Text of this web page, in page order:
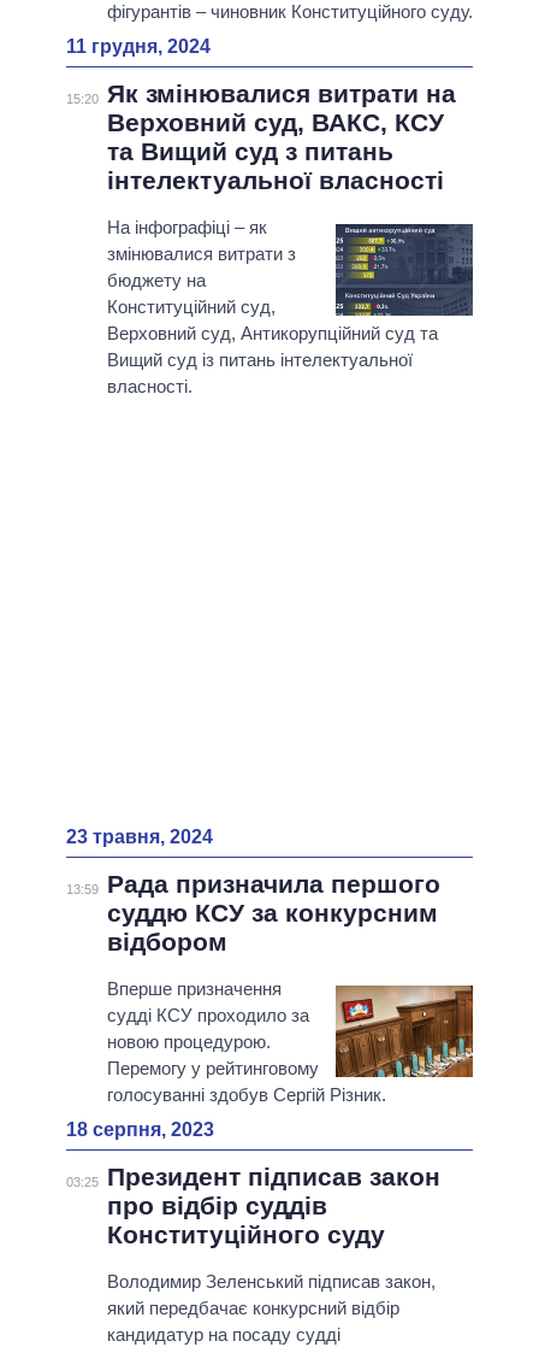
фігурантів – чиновник Конституційного суду.
11 грудня, 2024
15:20
Як змінювалися витрати на
Верховний суд, ВАКС, КСУ
та Вищий суд з питань
інтелектуальної власності
На інфографіці – як
змінювалися витрати з
бюджету на
Конституційний суд,
Верховний суд, Антикорупційний суд та
Вищий суд із питань інтелектуальної
власності.
23 травня, 2024
13:59
Рада призначила першого
суддю КСУ за конкурсним
відбором
Вперше призначення
судді КСУ проходило за
новою процедурою.
Перемогу у рейтинговому
голосуванні здобув Сергій Різник.
18 серпня, 2023
03:25
Президент підписав закон
про відбір суддів
Конституційного суду
Володимир Зеленський підписав закон,
який передбачає конкурсний відбір
кандидатур на посаду судді